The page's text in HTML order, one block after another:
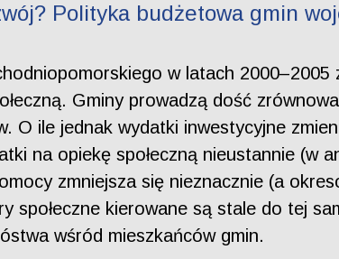
Polityka budżetowa gmin
w latach 2000–2005
Gminy prowadzą dość
O ile jednak wydatki inwestycyjne
na opiekę społeczną nieustannie (w
zmniejsza się nieznacznie (a
społeczne kierowane są stale do tej
wśród mieszkańców gmin.